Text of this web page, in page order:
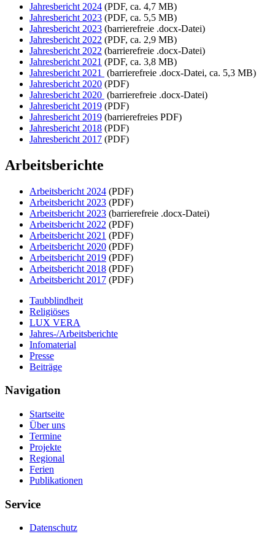
Jahresbericht 2024 (PDF, ca. 4,7 MB)
Jahresbericht 2023 (PDF, ca. 5,5 MB)
Jahresbericht 2023 (barrierefreie .docx-Datei)
Jahresbericht 2022 (PDF, ca. 2,9 MB)
Jahresbericht 2022 (barrierefreie .docx-Datei)
Jahresbericht 2021 (PDF, ca. 3,8 MB)
Jahresbericht 2021
(barrierefreie .docx-Datei, ca. 5,3 MB)
Jahresbericht 2020 (PDF)
Jahresbericht 2020 (barrierefreie .docx-Datei)
Jahresbericht 2019 (PDF)
Jahresbericht 2019 (barrierefreies PDF)
Jahresbericht 2018 (PDF)
Jahresbericht 2017 (PDF)
Arbeitsberichte
Arbeitsbericht 2024 (PDF)
Arbeitsbericht 2023 (PDF)
Arbeitsbericht 2023 (barrierefreie .docx-Datei)
Arbeitsbericht 2022 (PDF)
Arbeitsbericht 2021 (PDF)
Arbeitsbericht 2020 (PDF)
Arbeitsbericht 2019 (PDF)
Arbeitsbericht 2018 (PDF)
Arbeitsbericht 2017 (PDF)
Taubblindheit
Religiöses
LUX VERA
Jahres-/​Arbeitsberichte
Infomaterial
Presse
Beiträge
Navigation
Startseite
Über uns
Termine
Projekte
Regional
Ferien
Publikationen
Service
Datenschutz